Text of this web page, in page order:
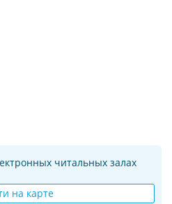
читальных залах
на карте